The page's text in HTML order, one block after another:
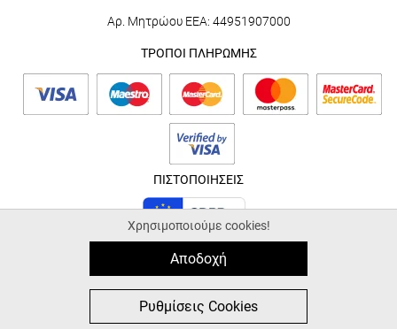
Αρ. Μητρώου ΕΕΑ: 44951907000
ΤΡΟΠΟΙ ΠΛΗΡΩΜΗΣ
ΠΙΣΤΟΠΟΙΗΣΕΙΣ
ALL-IN-ONE eCommerce Business Development by
Plushost.gr
Χρησιμοποιούμε cookies!
Αποδοχή
Ρυθμίσεις Cookies